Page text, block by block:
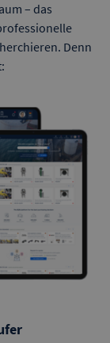
– das
Denn